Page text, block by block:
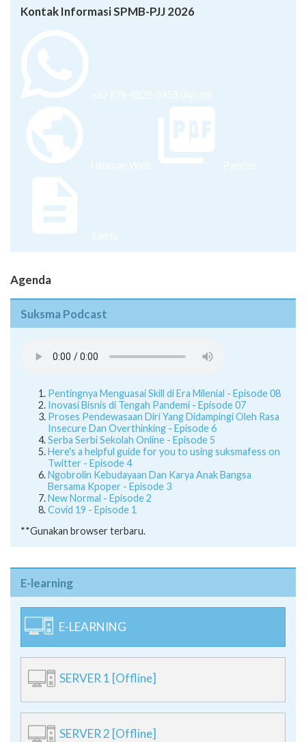
Kontak Informasi SPMB-PJJ 2026
+62 878-8528-5958 (Ayumi)
Halaman Web Pamflet
Juknis
Agenda
Suksma Podcast
Pentingnya Menguasai Skill di Era Milenial - Episode 08
Inovasi Bisnis di Tengah Pandemi - Episode 07
Proses Pendewasaan Diri Yang Didampingi Oleh Rasa
Insecure Dan Overthinking - Episode 6
Serba Serbi Sekolah Online - Episode 5
Here's a helpful guide for you to using suksmafess on
Twitter - Episode 4
Ngobrolin Kebudayaan Dan Karya Anak Bangsa
Bersama Kpoper - Episode 3
New Normal - Episode 2
Covid 19 - Episode 1
**Gunakan browser terbaru.
E-learning
E-LEARNING
SERVER 1 [Offline]
SERVER 2 [Offline]